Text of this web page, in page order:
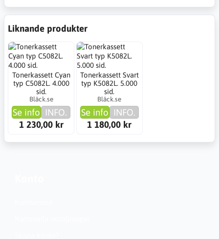
Liknande produkter
Tonerkassett Cyan
typ C5082L. 4.000
sid.
Bläck.se
Se info INFO.
1 230,00 kr
Tonerkassett Svart
typ K5082L. 5.000
sid.
Bläck.se
Se info INFO.
1 180,00 kr